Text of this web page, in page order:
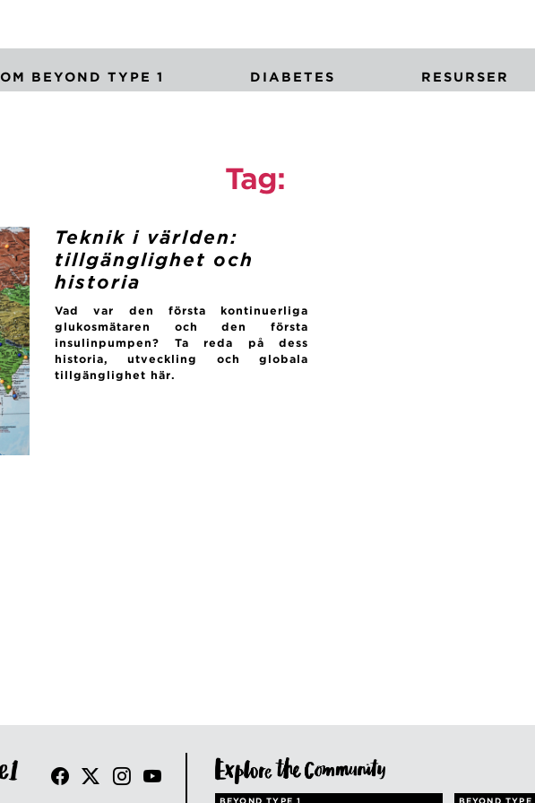
OM BEYOND TYPE 1 DIABETES RESURSER
Tag:
Teknik i världen:
tillgänglighet och
historia
Vad var den första kontinuerliga
glukosmätaren och den första
insulinpumpen? Ta reda på dess
historia, utveckling och globala
tillgänglighet här.